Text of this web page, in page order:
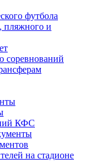
футбола
пляжного и
соревнований
КФС
на стадионе